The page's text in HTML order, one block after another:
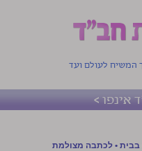
המשיח לעולם ועד
אינפו >
• לכתבה מצולמת